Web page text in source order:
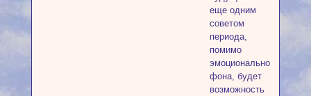
еще одним
советом
периода,
помимо
эмоционального
фона, будет
возможность